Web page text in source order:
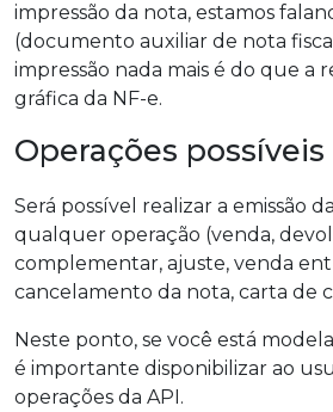
impressão da nota, estamos
(documento auxiliar de nota
impressão nada mais é do que a
gráfica da NF-e.
Operações possíveis
Será possível realizar a emissão
qualquer operação (venda,
complementar, ajuste, venda
cancelamento da nota, carta de
Neste ponto, se você está
é importante disponibilizar ao
operações da API.